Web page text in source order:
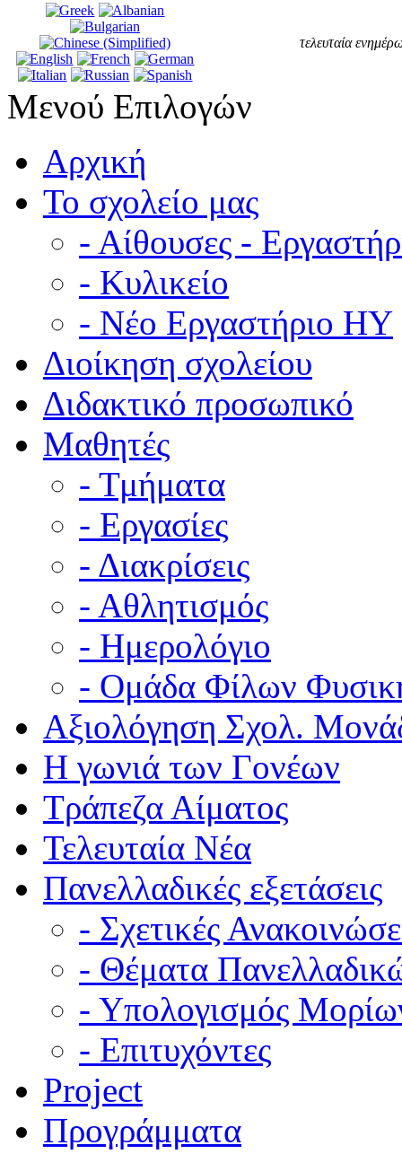
τελευταία
Μενού Επιλογών
Αρχική
Το σχολείο μας
- Αίθουσες -
- Κυλικείο
- Νέο Εργαστήριο ΗΥ
Διοίκηση σχολείου
Διδακτικό προσωπικό
Μαθητές
- Τμήματα
- Εργασίες
- Διακρίσεις
- Αθλητισμός
- Ημερολόγιο
- Ομάδα Φίλων
Αξιολόγηση Σχολ.
Η γωνιά των Γονέων
Τράπεζα Αίματος
Τελευταία Νέα
Πανελλαδικές εξετάσεις
- Σχετικές
- Θέματα
- Υπολογισμός
- Επιτυχόντες
Project
Προγράμματα